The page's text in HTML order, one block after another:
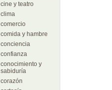
cine y teatro
clima
comercio
comida y hambre
conciencia
confianza
conocimiento y
sabiduría
corazón